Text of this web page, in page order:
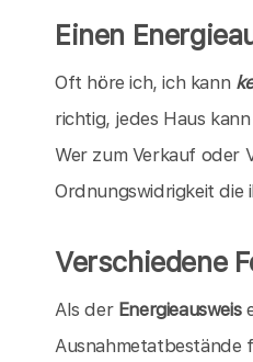
Einen
Oft höre ich, ich kann
richtig, jedes Haus
Wer zum Verkauf oder
Ordnungswidrigkeit die
Verschiedene
Als der Energieausweis
Ausnahmetatbestände